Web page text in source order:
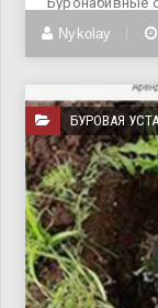
Бурение под
Nykolay
БУРОВАЯ